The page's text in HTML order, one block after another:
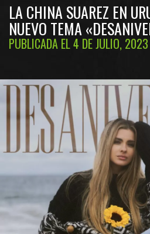
LA CHINA SUAREZ EN
NUEVO TEMA
PUBLICADA EL 4 DE JULIO, 2023